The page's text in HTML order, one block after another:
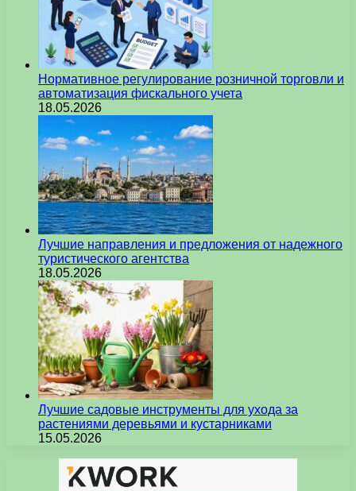
Нормативное регулирование розничной торговли и
автоматизация фискального учета
18.05.2026
Лучшие направления и предложения от надежного
туристического агентства
18.05.2026
Лучшие садовые инструменты для ухода за
растениями деревьями и кустарниками
15.05.2026